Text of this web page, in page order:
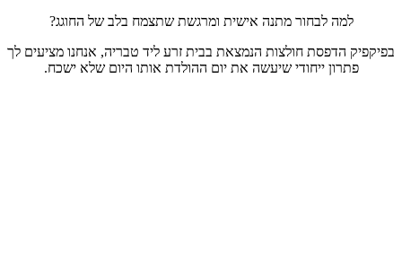
למה לבחור מתנה אישית ומרגשת שתצמח בלב של החוגג?
בפיקפיק הדפסת חולצות הנמצאת בבית זרע ליד טבריה, אנחנו מציעים לך
פתרון ייחודי שיעשה את יום ההולדת אותו היום שלא ישכח.